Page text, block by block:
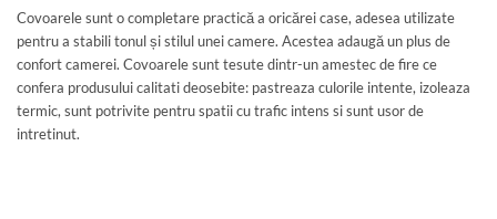
Covoarele sunt o completare practică a oricărei case, adesea utilizate
pentru a stabili tonul și stilul unei camere. Acestea adaugă un plus de
confort camerei. Covoarele sunt tesute dintr-un amestec de fire ce
confera produsului calitati deosebite: pastreaza culorile intente, izoleaza
termic, sunt potrivite pentru spatii cu trafic intens si sunt usor de
intretinut.